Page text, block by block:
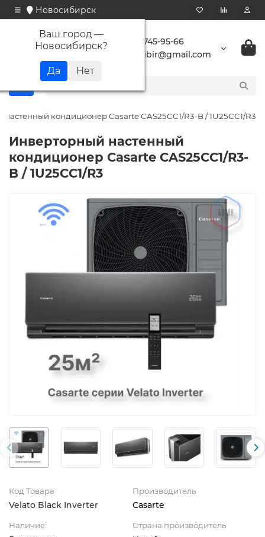
Новосибирск
Ваш город —
Новосибирск?
+7 923 745-95-66
buransibir@gmail.com
кондиционер Casarte CAS25CC1/R3-B / 1U25CC1/R3
Инверторный настенный
кондиционер Casarte CAS25CC1/R3-
B / 1U25CC1/R3
Код Товара
Velato Black Inverter
Производитель
Casarte
Наличие: Страна производитель